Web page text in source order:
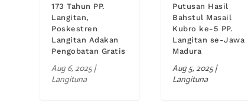
173 Tahun PP.
Langitan,
Poskestren
Langitan Adakan
Pengobatan Gratis
Aug 6, 2025|
Langituna
Putusan Hasil
Bahstul Masail
Kubro ke-5 PP.
Langitan se-Jawa
Madura
Aug 5, 2025|
Langituna